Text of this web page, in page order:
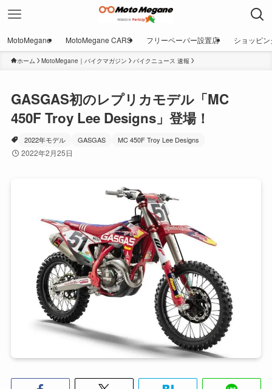
MotoMegane MotoMegane CARS フリーペーパー設置店 ショッピン
ホーム MotoMegane｜バイクマガジン バイクニュース 速報
GASGAS初のレプリカモデル「MC
450F Troy Lee Designs」登場！
2022年モデル GASGAS MC 450F Troy Lee Designs
2022年2月25日